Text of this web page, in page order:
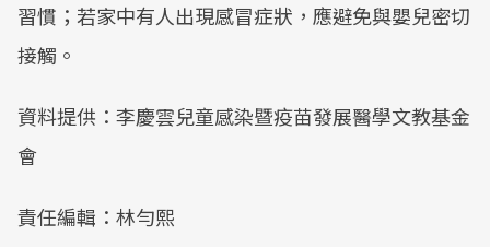
習慣；若家中有人出現感冒症狀，應避免與嬰兒密切
接觸。
資料提供：李慶雲兒童感染暨疫苗發展醫學文教基金
會
責任編輯：林勻熙